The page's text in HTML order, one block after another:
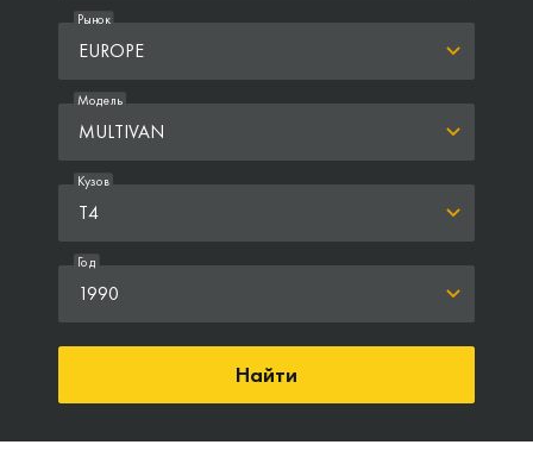
EUROPE
Рынок
MULTIVAN
Модель
T4
Кузов
1990
Год
Найти